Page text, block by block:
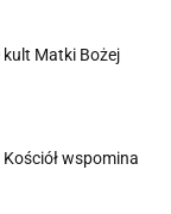
kult Matki Bożej
wspomina